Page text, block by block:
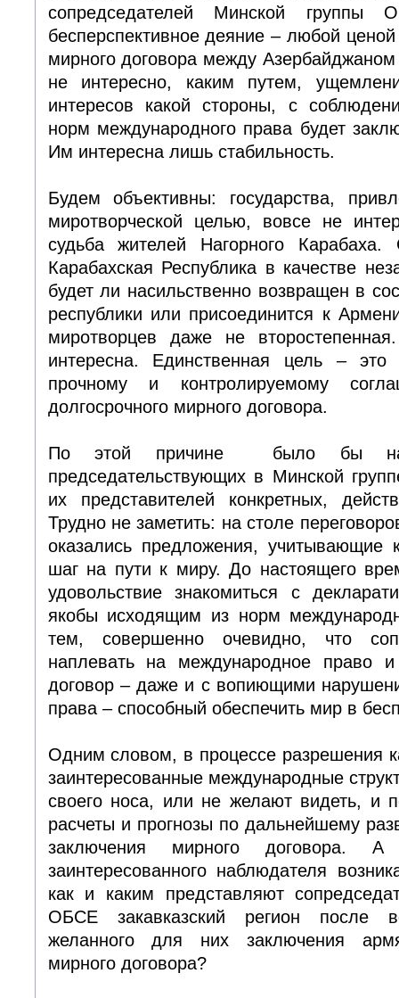
сопредседателей Минской группы
бесперспективное деяние – любой
мирного договора между
не интересно, каким путем,
интересов какой стороны, с
норм международного права будет
Им интересна лишь стабильность.
Будем объективны: государства,
миротворческой целью, вовсе не
судьба жителей Нагорного Карабаха.
Карабахская Республика в качестве
будет ли насильственно возвращен в
республики или присоединится к
миротворцев даже не
интересна. Единственная цель – это
прочному и контролируемому
долгосрочного мирного договора.
По этой причине было бы
председательствующих в Минской
их представителей конкретных,
Трудно не заметить: на столе
оказались предложения, учитывающие
шаг на пути к миру. До настоящего
удовольствие знакомиться с
якобы исходящим из норм
тем, совершенно очевидно, что
наплевать на международное право
договор – даже и с вопиющими
права – способный обеспечить мир в
Одним словом, в процессе разрешения
заинтересованные международные
своего носа, или не желают видеть, и
расчеты и прогнозы по дальнейшему
заключения мирного
заинтересованного наблюдателя
как и каким представляют
ОБСЕ закавказский регион после
желанного для них заключения
мирного договора?